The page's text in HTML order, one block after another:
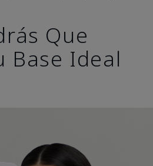
Que
Base Ideal